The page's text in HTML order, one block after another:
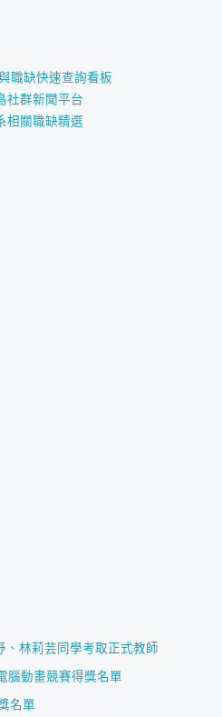
職缺快速查詢看板
社群新聞平台
相關職缺精選
、林莉芸同學考取正式教師
腦動畫競賽得獎名單
名單